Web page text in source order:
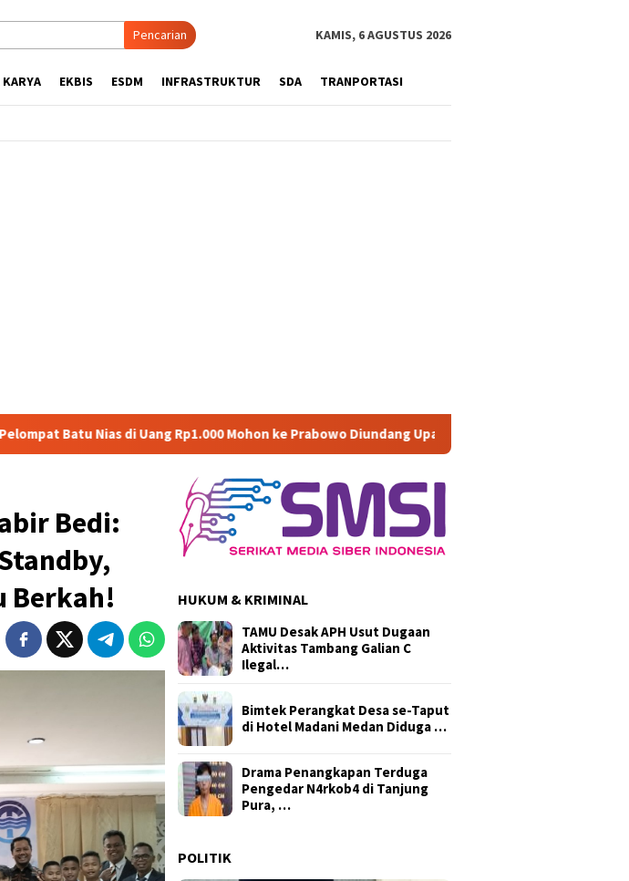
Pencarian KAMIS, 6 AGUSTUS 2026
EKBIS ESDM INFRASTRUKTUR SDA TRANPORTASI
di Uang Rp1.000 Mohon ke Prabowo Diundang Upacara HUT ke-81 RI di Istana
Bedi:
Berkah!
HUKUM & KRIMINAL
TAMU Desak APH Usut Dugaan
Aktivitas Tambang Galian C
Ilegal…
Bimtek Perangkat Desa se-Taput
di Hotel Madani Medan Diduga …
Drama Penangkapan Terduga
Pengedar N4rkob4 di Tanjung
Pura, …
POLITIK